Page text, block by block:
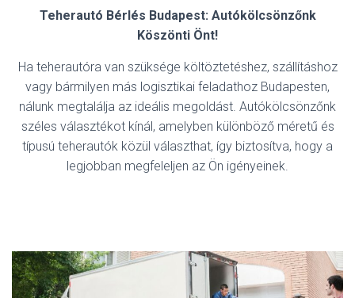
Teherautó Bérlés Budapest: Autókölcsönzőnk
Köszönti Önt!
Ha teherautóra van szüksége költöztetéshez, szállításhoz
vagy bármilyen más logisztikai feladathoz Budapesten,
nálunk megtalálja az ideális megoldást. Autókölcsönzőnk
széles választékot kínál, amelyben különböző méretű és
típusú teherautók közül választhat, így biztosítva, hogy a
legjobban megfeleljen az Ön igényeinek.